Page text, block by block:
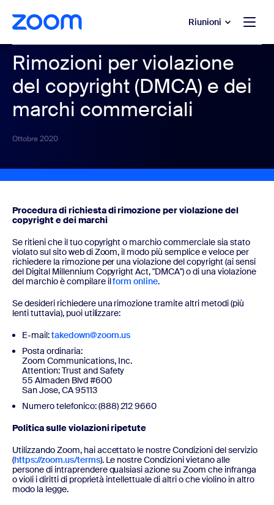
principale
di assistenza Riunioni
Rimozioni per violazione
del copyright (DMCA) e dei
marchi commerciali
Ottobre 2020
Procedura di richiesta di rimozione per violazione del
copyright e dei marchi
Se ritieni che il tuo copyright o marchio commerciale sia stato
violato sul sito web di Zoom, il modo più semplice e veloce per
richiedere la rimozione per una violazione del copyright (ai sensi
del Digital Millennium Copyright Act, "DMCA") o di una violazione
del marchio è compilare ilform online.
Se desideri richiedere una rimozione tramite altri metodi (più
lenti tuttavia), puoi utilizzare:
E-mail:takedown@zoom.us
Posta ordinaria:
Zoom Communications, Inc.
Attention: Trust and Safety
55 Almaden Blvd #600
San Jose, CA 95113
Numero telefonico: (888) 212 9660
Politica sulle violazioni ripetute
Utilizzando Zoom, hai accettato le nostre Condizioni del servizio
(https://zoom.us/terms). Le nostre Condizioni vietano alle
persone di intraprendere qualsiasi azione su Zoom che infranga
o violi i diritti di proprietà intellettuale di altri o che violino in altro
modo la legge.